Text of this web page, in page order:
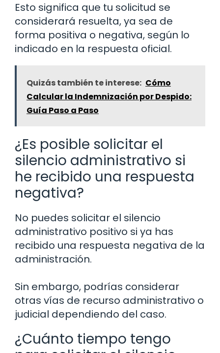
Esto significa que tu solicitud se
considerará resuelta, ya sea de
forma positiva o negativa, según lo
indicado en la respuesta oficial.
Quizás también te interese: Cómo
Calcular la Indemnización por Despido:
Guía Paso a Paso
¿Es posible solicitar el
silencio administrativo si
he recibido una respuesta
negativa?
No puedes solicitar el silencio
administrativo positivo si ya has
recibido una respuesta negativa de la
administración.
Sin embargo, podrías considerar
otras vías de recurso administrativo o
judicial dependiendo del caso.
¿Cuánto tiempo tengo